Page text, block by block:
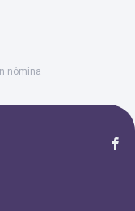
nómina